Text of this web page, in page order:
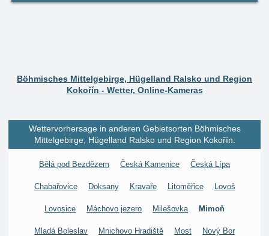
Böhmisches Mittelgebirge, Hügelland Ralsko und Region
Kokořín - Wetter, Online-Kameras
Wettervorhersage in anderen Gebietsorten Böhmisches
Mittelgebirge, Hügelland Ralsko und Region Kokořín:
Bělá pod Bezdězem Česká Kamenice Česká Lípa
Chabařovice Doksany Kravaře Litoměřice Lovoš
Lovosice Máchovo jezero Milešovka Mimoň
Mladá Boleslav Mnichovo Hradiště Most Nový Bor